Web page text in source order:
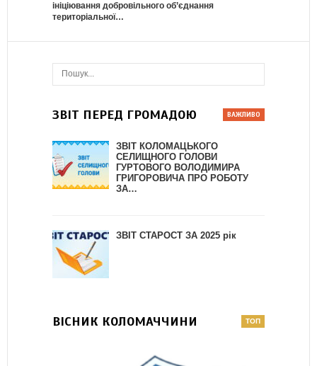
ініціювання добровільного об’єднання
територіальної…
ЗВІТ ПЕРЕД ГРОМАДОЮ
ЗВІТ КОЛОМАЦЬКОГО
СЕЛИЩНОГО ГОЛОВИ
ГУРТОВОГО ВОЛОДИМИРА
ГРИГОРОВИЧА ПРО РОБОТУ
ЗА…
ЗВІТ СТАРОСТ ЗА 2025 рік
ВІСНИК КОЛОМАЧЧИНИ